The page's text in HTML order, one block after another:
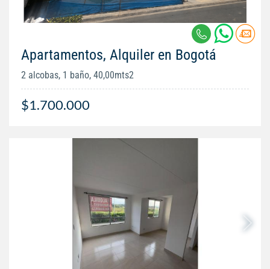
Apartamentos, Alquiler en Bogotá
2 alcobas, 1 baño, 40,00mts2
$1.700.000